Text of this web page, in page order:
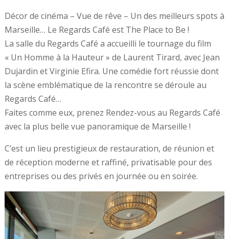
Décor de cinéma – Vue de rêve – Un des meilleurs spots à
Marseille… Le Regards Café est The Place to Be !
La salle du Regards Café a accueilli le tournage du film
« Un Homme à la Hauteur » de Laurent Tirard, avec Jean
Dujardin et Virginie Efira. Une comédie fort réussie dont
la scène emblématique de la rencontre se déroule au
Regards Café…
Faites comme eux, prenez Rendez-vous au Regards Café
avec la plus belle vue panoramique de Marseille !
C’est un lieu prestigieux de restauration, de réunion et
de réception moderne et raffiné, privatisable pour des
entreprises ou des privés en journée ou en soirée.